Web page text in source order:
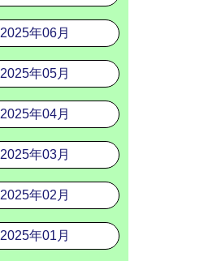
2025年06月
2025年05月
2025年04月
2025年03月
2025年02月
2025年01月